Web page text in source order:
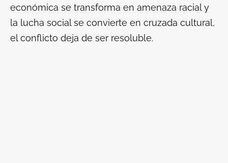
económica se transforma en amenaza racial y
la lucha social se convierte en cruzada cultural,
el conflicto deja de ser resoluble.